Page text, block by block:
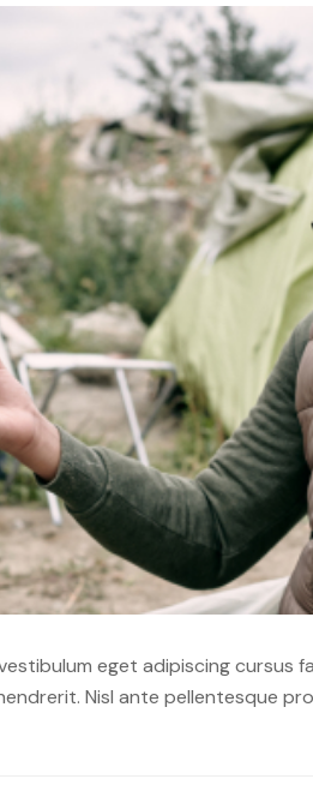
eget adipiscing cursus
Nisl ante pellentesque